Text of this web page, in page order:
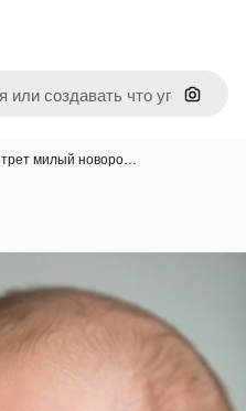
Поиск
милый новоро…